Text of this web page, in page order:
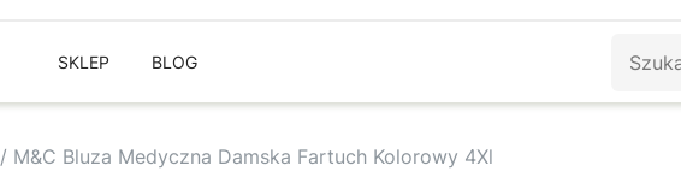
SKLEP BLOG
/ M&C Bluza Medyczna Damska Fartuch Kolorowy 4Xl